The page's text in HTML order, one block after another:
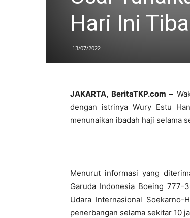
Hari Ini
13/07/2022
JAKARTA, BeritaTKP.com –
dengan istrinya Wury Estu
menunaikan ibadah haji selama
Menurut informasi yang
Garuda Indonesia Boeing 777-
Udara Internasional Soekarno-
penerbangan selama sekitar 10